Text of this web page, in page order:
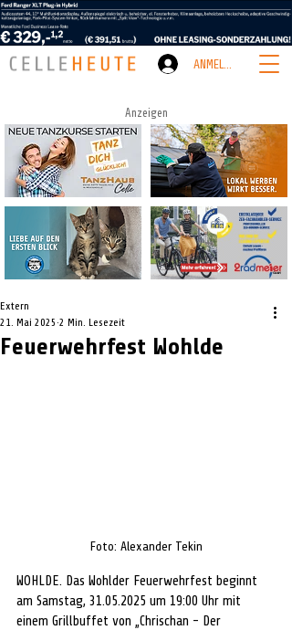
ANMELDEN
Anzeigen
Feuerwehrfest Wohlde
Extern
21. Mai 2025 2 Min. Lesezeit
Foto: Alexander Tekin
WOHLDE. Das Wohlder Feuerwehrfest beginnt
am Samstag, 31.05.2025 um 19:00 Uhr mit
einem Grillbuffet von „Chrischan - Der